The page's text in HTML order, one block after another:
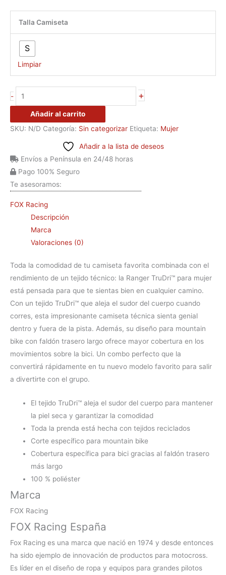
Talla Camiseta
S
Limpiar
- +
Añadir al carrito
SKU: N/D Categoría: Sin categorizar Etiqueta: Mujer
Añadir a la lista de deseos
Envíos a Península en 24/48 horas
Pago 100% Seguro
Te asesoramos:
FOX Racing
Descripción
Marca
Valoraciones (0)
Toda la comodidad de tu camiseta favorita combinada con el
rendimiento de un tejido técnico: la Ranger TruDri™ para mujer
está pensada para que te sientas bien en cualquier camino.
Con un tejido TruDri™ que aleja el sudor del cuerpo cuando
corres, esta impresionante camiseta técnica sienta genial
dentro y fuera de la pista. Además, su diseño para mountain
bike con faldón trasero largo ofrece mayor cobertura en los
movimientos sobre la bici. Un combo perfecto que la
convertirá rápidamente en tu nuevo modelo favorito para salir
a divertirte con el grupo.
El tejido TruDri™ aleja el sudor del cuerpo para mantener
la piel seca y garantizar la comodidad
Toda la prenda está hecha con tejidos reciclados
Corte específico para mountain bike
Cobertura específica para bici gracias al faldón trasero
más largo
100 % poliéster
Marca
FOX Racing
FOX Racing España
Fox Racing es una marca que nació en 1974 y desde entonces
ha sido ejemplo de innovación de productos para motocross.
Es líder en el diseño de ropa y equipos para grandes pilotos